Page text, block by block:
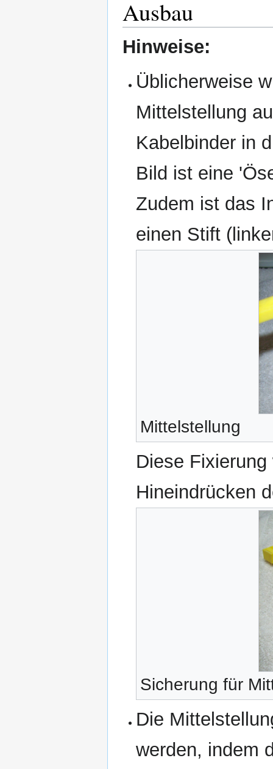
Ausbau
Hinweise:
Üblicherweise
Mittelstellung
Kabelbinder in
Bild ist eine
Zudem ist das
einen Stift
Mittelstellung
Diese
Hineindrücken
Sicherung für
Die
werden, indem